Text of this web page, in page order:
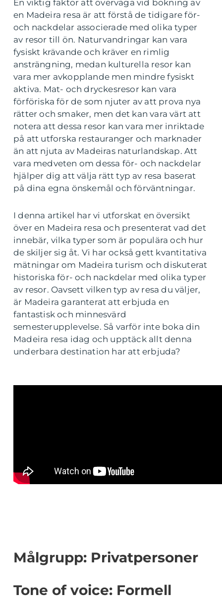
En viktig faktor att överväga vid bokning av
en Madeira resa är att förstå de tidigare för-
och nackdelar associerade med olika typer
av resor till ön. Naturvandringar kan vara
fysiskt krävande och kräver en rimlig
ansträngning, medan kulturella resor kan
vara mer avkopplande men mindre fysiskt
aktiva. Mat- och dryckesresor kan vara
förföriska för de som njuter av att prova nya
rätter och smaker, men det kan vara värt att
notera att dessa resor kan vara mer inriktade
på att utforska restauranger och marknader
än att njuta av Madeiras naturlandskap. Att
vara medveten om dessa för- och nackdelar
hjälper dig att välja rätt typ av resa baserat
på dina egna önskemål och förväntningar.
I denna artikel har vi utforskat en översikt
över en Madeira resa och presenterat vad det
innebär, vilka typer som är populära och hur
de skiljer sig åt. Vi har också gett kvantitativa
mätningar om Madeira turism och diskuterat
historiska för- och nackdelar med olika typer
av resor. Oavsett vilken typ av resa du väljer,
är Madeira garanterat att erbjuda en
fantastisk och minnesvärd
semesterupplevelse. Så varför inte boka din
Madeira resa idag och upptäck allt denna
underbara destination har att erbjuda?
Målgrupp: Privatpersoner
Tone of voice: Formell